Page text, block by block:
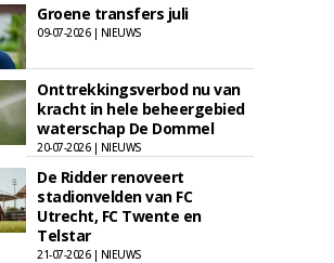
Groene transfers juli
09-07-2026 | NIEUWS
Onttrekkingsverbod nu van
kracht in hele beheergebied
waterschap De Dommel
20-07-2026 | NIEUWS
De Ridder renoveert
stadionvelden van FC
Utrecht, FC Twente en
Telstar
21-07-2026 | NIEUWS